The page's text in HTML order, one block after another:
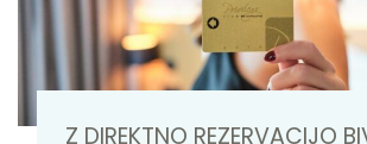
Z DIREKTNO REZERVACIJO